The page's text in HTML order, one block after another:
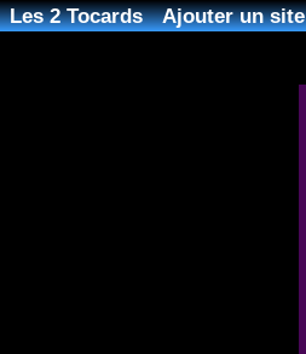
Les 2 Tocards Ajouter un site